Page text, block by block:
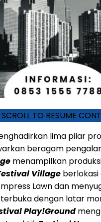
SCROLL TO RESUME
lima pilar
beragam
menampilkan
Village berlokasi
Lawn dan
dengan latar
Play!Ground